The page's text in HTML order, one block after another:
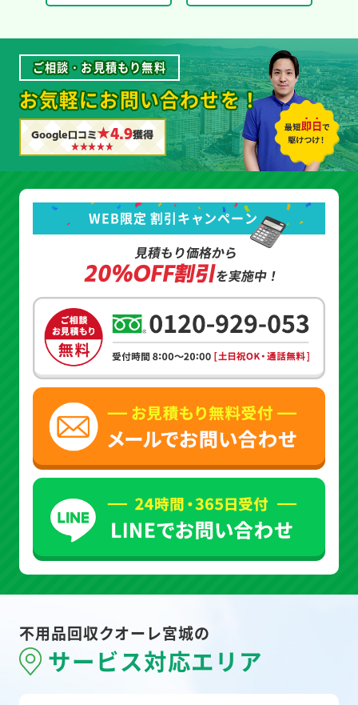
ご相談・お見積もり無料
お気軽にお問い合わせを！
Google口コミ★4.9獲得
WEB限定 割引キャンペーン
見積もり価格から
20%OFF割引を実施中！
不用品回収クオーレ宮城の
サービス対応エリア